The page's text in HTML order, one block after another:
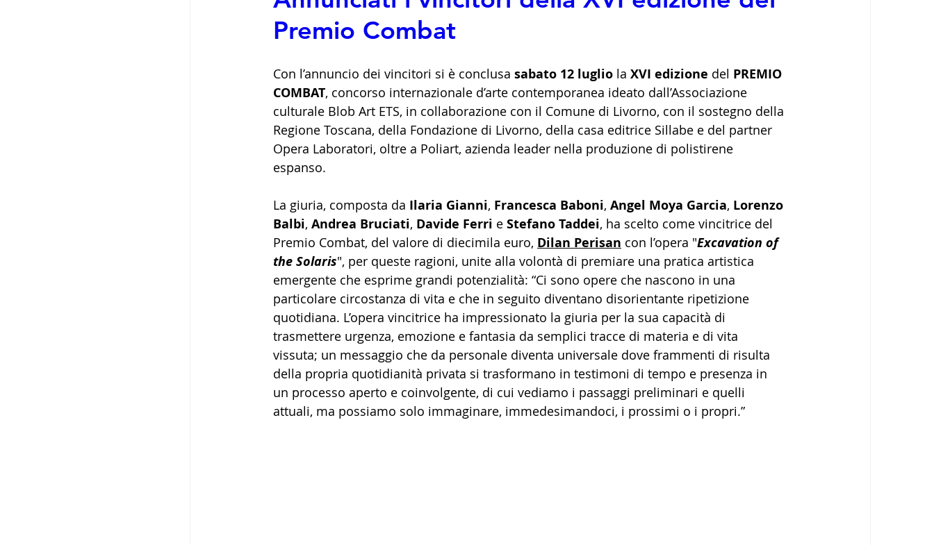
Premio Combat
Con l’annuncio dei vincitori si è conclusa sabato 12 luglio la XVI edizione del PREMIO
COMBAT, concorso internazionale d’arte contemporanea ideato dall’Associazione
culturale Blob Art ETS, in collaborazione con il Comune di Livorno, con il sostegno della
Regione Toscana, della Fondazione di Livorno, della casa editrice Sillabe e del partner
Opera Laboratori, oltre a Poliart, azienda leader nella produzione di polistirene
espanso.
La giuria, composta da Ilaria Gianni, Francesca Baboni, Angel Moya Garcia, Lorenzo
Balbi, Andrea Bruciati, Davide Ferri e Stefano Taddei, ha scelto come vincitrice del
Premio Combat, del valore di diecimila euro, Dilan Perisan con l’opera "Excavation of
the Solaris", per queste ragioni, unite alla volontà di premiare una pratica artistica
emergente che esprime grandi potenzialità: “Ci sono opere che nascono in una
particolare circostanza di vita e che in seguito diventano disorientante ripetizione
quotidiana. L’opera vincitrice ha impressionato la giuria per la sua capacità di
trasmettere urgenza, emozione e fantasia da semplici tracce di materia e di vita
vissuta; un messaggio che da personale diventa universale dove frammenti di risulta
della propria quotidianità privata si trasformano in testimoni di tempo e presenza in
un processo aperto e coinvolgente, di cui vediamo i passaggi preliminari e quelli
attuali, ma possiamo solo immaginare, immedesimandoci, i prossimi o i propri.”